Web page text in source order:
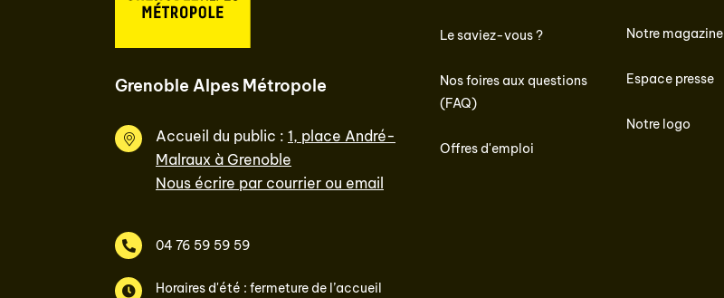
Grenoble Alpes Métropole
Accueil du public : 1, place André-
Malraux à Grenoble
Nous écrire par courrier ou email
04 76 59 59 59
Horaires d'été : fermeture de l’accueil
Le saviez-vous ?
Nos foires aux questions
(FAQ)
Offres d'emploi
Notre magazine
Espace presse
Notre logo